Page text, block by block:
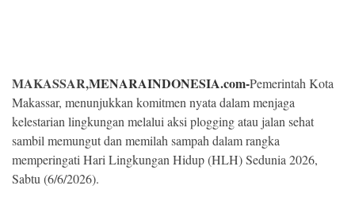
©
Copyright
2026
Menara
Indonesia
MAKASSAR,MENARAINDONESIA.com-Pemerintah Kota
Makassar, menunjukkan komitmen nyata dalam menjaga
kelestarian lingkungan melalui aksi plogging atau jalan sehat
sambil memungut dan memilah sampah dalam rangka
memperingati Hari Lingkungan Hidup (HLH) Sedunia 2026,
Sabtu (6/6/2026).